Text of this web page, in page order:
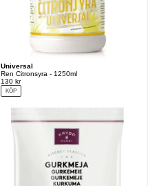
Universal
Ren Citronsyra - 1250ml
130 kr
KÖP